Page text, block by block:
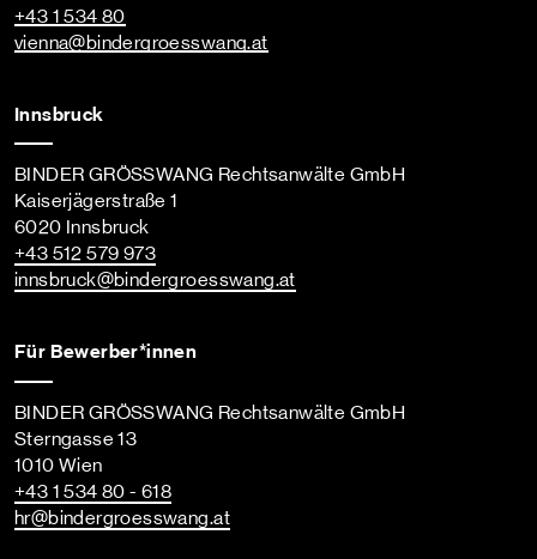
+43 1 534 80
vienna@bindergroesswang.at
Innsbruck
BINDER GRÖSSWANG Rechtsanwälte GmbH
Kaiserjägerstraße 1
6020 Innsbruck
+43 512 579 973
innsbruck@bindergroesswang.at
Für Bewerber*innen
BINDER GRÖSSWANG Rechtsanwälte GmbH
Sterngasse 13
1010 Wien
+43 1 534 80 - 618
hr@bindergroesswang.at